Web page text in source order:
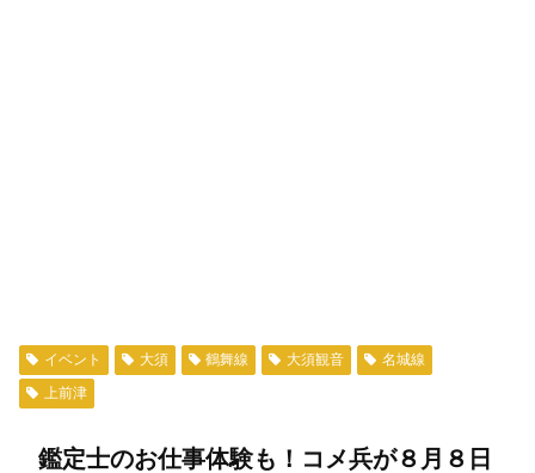
イベント 大須 鶴舞線 大須観音
名城線
上前津
鑑定士のお仕事体験も！コメ兵が８月８日